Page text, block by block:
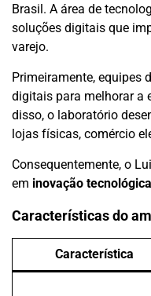
Brasil. A área de
soluções digitais que
varejo.
Primeiramente, equipes
digitais para melhorar a
disso, o laboratório
lojas físicas, comércio
Consequentemente, o
em inovação
Características do
Característica